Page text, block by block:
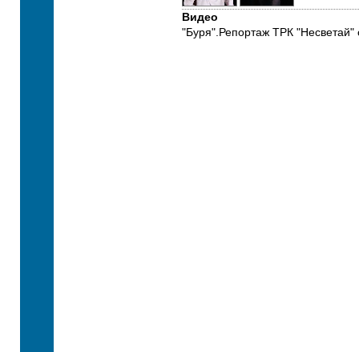
Видео
"Буря".Репортаж ТРК "Несветай"